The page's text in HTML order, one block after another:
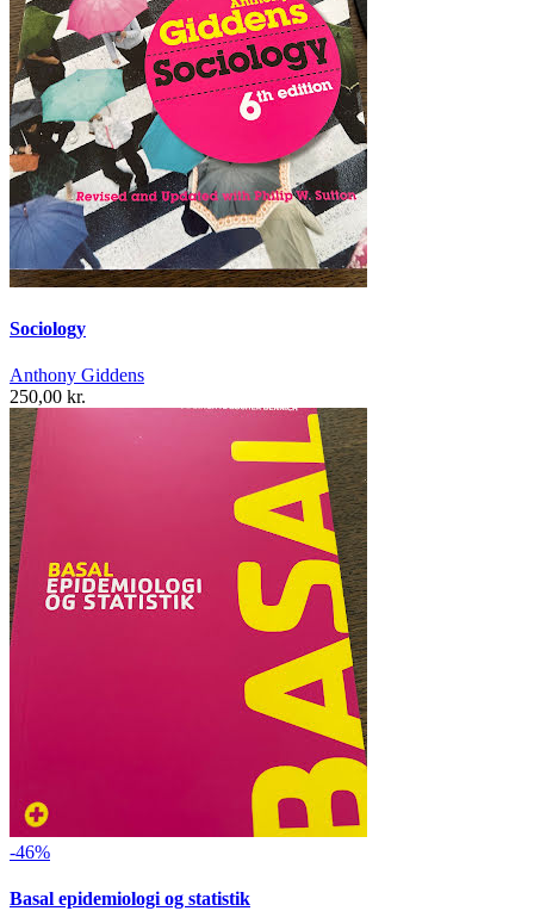
Sociology
Anthony Giddens
250,00 kr.
-46%
Basal epidemiologi og statistik